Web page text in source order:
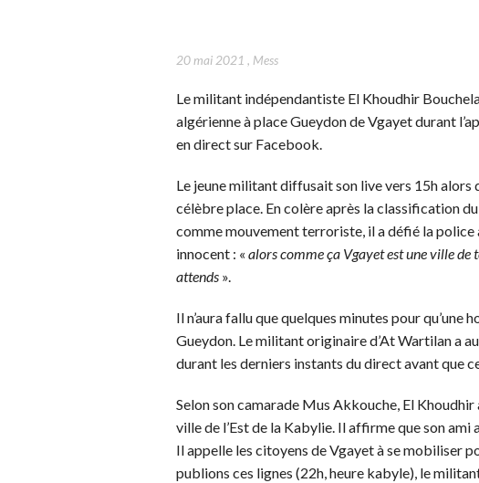
20 mai 2021 , Mess
Le militant indépendantiste El Khoudhir
algérienne à place Gueydon de Vgayet durant
en direct sur Facebook.
Le jeune militant diffusait son live vers 15h alors
célèbre place. En colère après la classification
comme mouvement terroriste, il a défié la police
innocent : «alors comme ça Vgayet est une ville de
attends ».
Il n’aura fallu que quelques minutes pour qu’une
Gueydon. Le militant originaire d’At Wartilan a
durant les derniers instants du direct avant que
Selon son camarade Mus Akkouche, El
ville de l’Est de la Kabylie. Il affirme que son
Il appelle les citoyens de Vgayet à se mobiliser
publions ces lignes (22h, heure kabyle), le